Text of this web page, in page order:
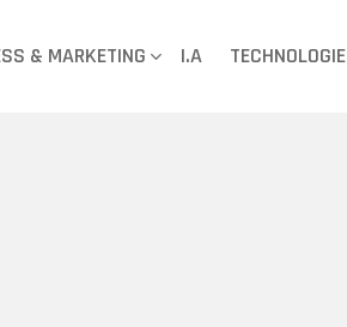
& MARKETING I.A TECHNOLOGIE